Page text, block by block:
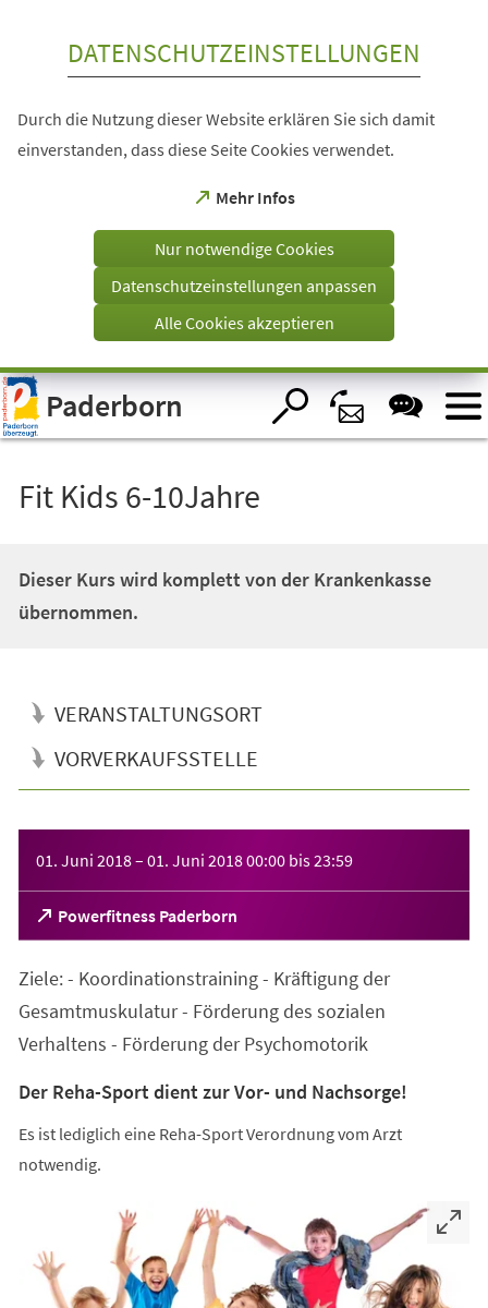
Visuelle
Assistenzsoftware
öffnen.
DATENSCHUTZEINSTELLUNGEN
Durch die Nutzung dieser Website erklären Sie sich damit
einverstanden, dass diese Seite Cookies verwendet.
Mehr Infos
(Öffnet
einem
Tab)
Nur notwendige Cookies
Datenschutzeinstellungen anpassen
Alle Cookies akzeptieren
Paderborn
Fit Kids 6-10Jahre
Dieser Kurs wird komplett von der Krankenkasse
übernommen.
VERANSTALTUNGSORT
VORVERKAUFSSTELLE
01. Juni 2018– 01. Juni 201800:00 bis23:59
Powerfitness Paderborn
(Öffnet
in
neuen
Ziele: - Koordinationstraining - Kräftigung der
Gesamtmuskulatur - Förderung des sozialen
Verhaltens - Förderung der Psychomotorik
Der Reha-Sport dient zur Vor- und Nachsorge!
Es ist lediglich eine Reha-Sport Verordnung vom Arzt
notwendig.